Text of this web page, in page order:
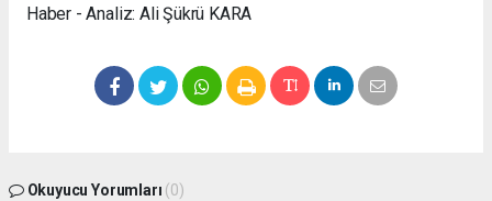
Haber - Analiz: Ali Şükrü KARA
Okuyucu Yorumları (0)